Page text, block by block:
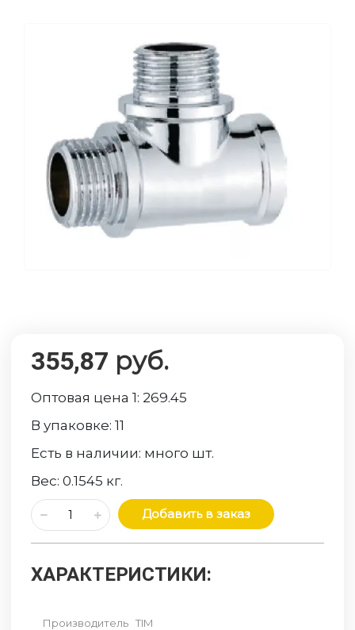
355,87 руб.
Оптовая цена 1: 269.45
В упаковке:11
Есть в наличии: много шт.
Вес:0.1545 кг.
Добавить в заказ
ХАРАКТЕРИСТИКИ:
Производитель TIM